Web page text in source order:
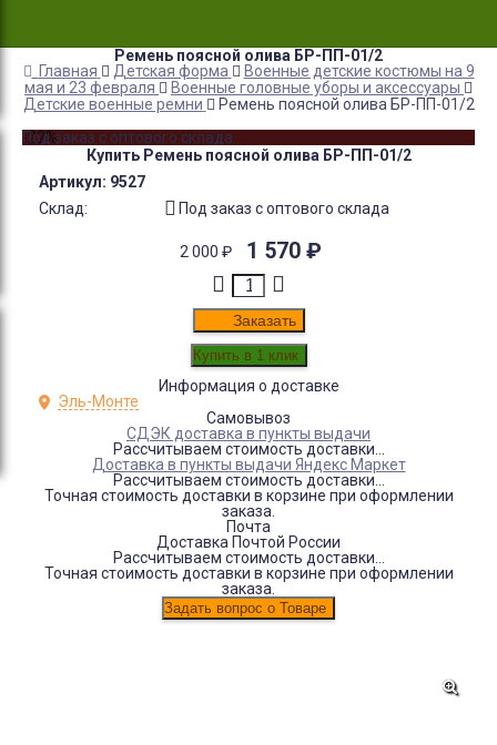
Ремень поясной олива БР-ПП-01/2
Главная
Детская форма
Военные детские костюмы на 9
мая и 23 февраля
Военные головные уборы и аксессуары
Детские военные ремни
Ремень поясной олива БР-ПП-01/2
-22%
Под заказ с оптового склада
Купить Ремень поясной олива БР-ПП-01/2
Артикул: 9527
Склад:
Под заказ с оптового склада
2 000 ₽ 1 570 ₽
Заказать
Информация о доставке
Эль-Монте
Самовывоз
СДЭК доставка в пункты выдачи
Рассчитываем стоимость доставки...
Доставка в пункты выдачи Яндекс Маркет
Рассчитываем стоимость доставки...
Точная стоимость доставки в корзине при оформлении
заказа.
Почта
Доставка Почтой России
Рассчитываем стоимость доставки...
Точная стоимость доставки в корзине при оформлении
заказа.